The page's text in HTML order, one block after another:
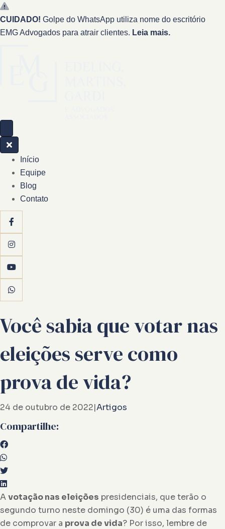
CUIDADO! Golpe do WhatsApp utiliza nome do escritório
EMG Advogados para atrair clientes. Leia mais.
Início
Equipe
Blog
Contato
Você sabia que votar nas
eleições serve como
prova de vida?
24 de outubro de 2022|Artigos
Compartilhe:
Avotação nas eleições presidenciais, que terão o
segundo turno neste domingo (30) é uma das formas
de comprovar a prova de vida? Por isso, lembre de